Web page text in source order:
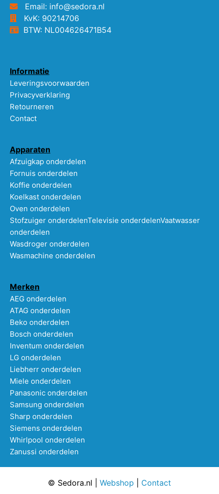
Email: info@sedora.nl
KvK: 90214706
BTW: NL004626471B54
Informatie
Leveringsvoorwaarden
Privacyverklaring
Retourneren
Contact
Apparaten
Afzuigkap onderdelen
Fornuis onderdelen
Koffie onderdelen
Koelkast onderdelen
Oven onderdelen
Stofzuiger onderdelenTelevisie onderdelenVaatwasser
onderdelen
Wasdroger onderdelen
Wasmachine onderdelen
Merken
AEG onderdelen
ATAG onderdelen
Beko onderdelen
Bosch onderdelen
Inventum onderdelen
LG onderdelen
Liebherr onderdelen
Miele onderdelen
Panasonic onderdelen
Samsung onderdelen
Sharp onderdelen
Siemens onderdelen
Whirlpool onderdelen
Zanussi onderdelen
© Sedora.nl | Webshop Contact